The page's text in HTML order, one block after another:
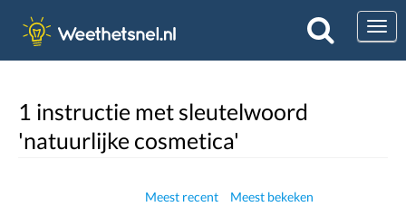
1 instructie met sleutelwoord
'natuurlijke cosmetica'
Meest recent Meest bekeken